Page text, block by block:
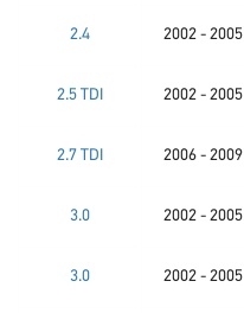
2.4 2002 - 2005
2.5 TDI 2002 - 2005
2.7 TDI 2006 - 2009
3.0 2002 - 2005
3.0 2002 - 2005